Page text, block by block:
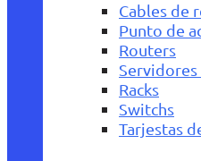
Cables de
Punto de
Routers
Racks
Switchs
Tarjestas